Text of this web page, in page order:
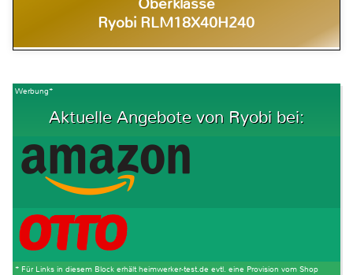
Oberklasse
Ryobi RLM18X40H240
Werbung*
Aktuelle Angebote von Ryobi bei:
* Für Links in diesem Block erhält heimwerker-test.de evtl. eine Provision vom Shop